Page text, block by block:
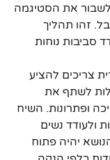
לשבור את הסטיגמה
זהו תהליך
סביבות נוחות
צריכים להציע
לשתף את
ופתרונות. השיח
ולעודד נשים
יהיה פתוח